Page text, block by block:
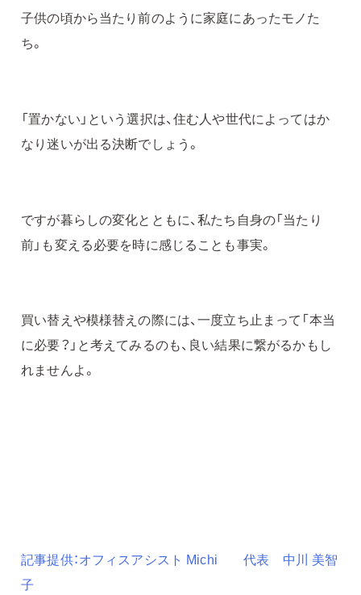
子供の頃から当たり前のように家庭にあったモノた
ち。
「置かない」という選択は、住む人や世代によってはか
なり迷いが出る決断でしょう。
ですが暮らしの変化とともに、私たち自身の「当たり
前」も変える必要を時に感じることも事実。
買い替えや模様替えの際には、一度立ち止まって「本当
に必要？」と考えてみるのも、良い結果に繋がるかもし
れませんよ。
記事提供：オフィスアシスト Michi 代表 中川 美智
子